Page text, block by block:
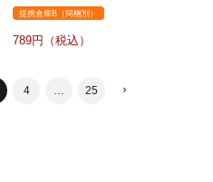
提携倉庫B（同梱別）
789
4 … 25